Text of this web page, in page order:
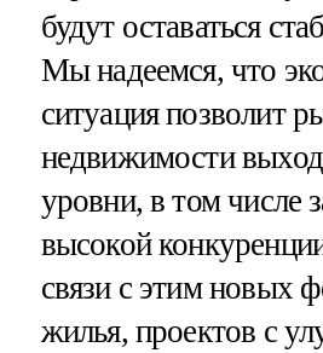
будут оставаться
Мы надеемся, что
ситуация позволит
недвижимости
уровни, в том числе
высокой
связи с этим новых
жилья, проектов с